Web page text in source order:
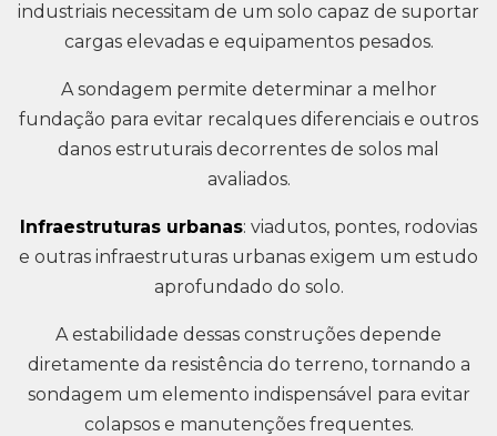
industriais necessitam de um solo capaz de suportar
cargas elevadas e equipamentos pesados.
A sondagem permite determinar a melhor
fundação para evitar recalques diferenciais e outros
danos estruturais decorrentes de solos mal
avaliados.
Infraestruturas urbanas: viadutos, pontes, rodovias
e outras infraestruturas urbanas exigem um estudo
aprofundado do solo.
A estabilidade dessas construções depende
diretamente da resistência do terreno, tornando a
sondagem um elemento indispensável para evitar
colapsos e manutenções frequentes.